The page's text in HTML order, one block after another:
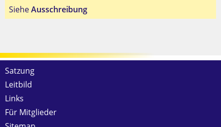
SieheAusschreibung
Satzung
Leitbild
Links
Für Mitglieder